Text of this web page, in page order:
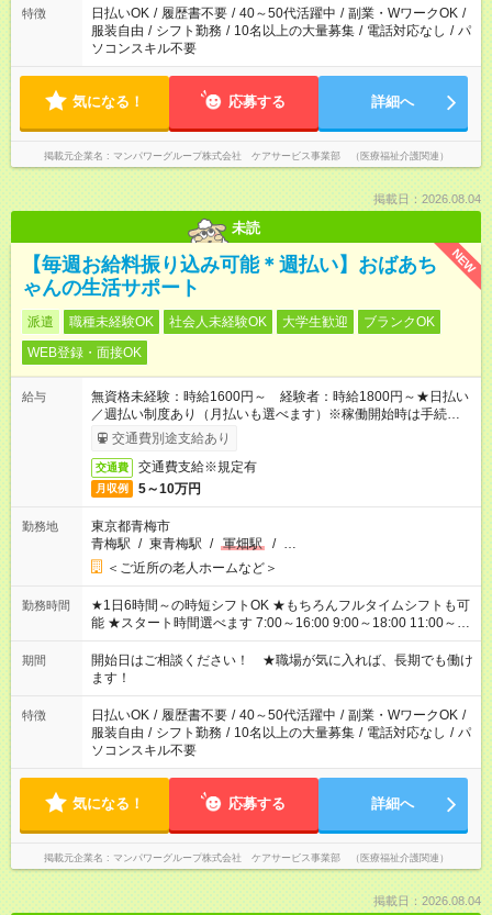
特徴 日払いOK / 履歴書不要 / 40～50代活躍中 / 副業・WワークOK /
服装自由 / シフト勤務 / 10名以上の大量募集 / 電話対応なし / パ
ソコンスキル不要
気になる！ 応募する 詳細へ
掲載元企業名 マンパワーグループ株式会社 ケアサービス事業部 （医療福祉介護関連）
掲載日：2026.08.04
未読
NEW
【毎週お給料振り込み可能＊週払い】おばあち
ゃんの生活サポート
派遣 職種未経験OK 社会人未経験OK 大学生歓迎
ブランクOK
WEB登録・面接OK
給与
無資格未経験：時給1600円～ 経験者：時給1800円～★日払い
／週払い制度あり（月払いも選べます）※稼働開始時は手続き完
了次第のお支払いとなります。
交通費別途支給あり
交通費 交通費支給※規定有
月収例 5～10万円
勤務地
東京都青梅市
青梅駅 / 東青梅駅 / 軍畑駅 / …
＜ご近所の老人ホームなど＞
勤務時間
★1日6時間～の時短シフトOK ★もちろんフルタイムシフトも可
能 ★スタート時間選べます 7:00～16:00 9:00～18:00 11:00～
20:00 など 残業なし！ ※Wワークの場合、他のお仕事と合わせ
週40時間超の就業はご案内できません ※法令に基づき、週20時
間以上勤務は社会保険への加入対象となります ※労働者派遣法
（日雇い派遣の原則禁止）により、短時間・短期間の就業はご
案内が難しい場合があります
期間
開始日はご相談ください！ ★職場が気に入れば、長期でも働け
ます！
特徴 日払いOK / 履歴書不要 / 40～50代活躍中 / 副業・WワークOK /
服装自由 / シフト勤務 / 10名以上の大量募集 / 電話対応なし / パ
ソコンスキル不要
気になる！ 応募する 詳細へ
掲載元企業名 マンパワーグループ株式会社 ケアサービス事業部 （医療福祉介護関連）
掲載日：2026.08.04